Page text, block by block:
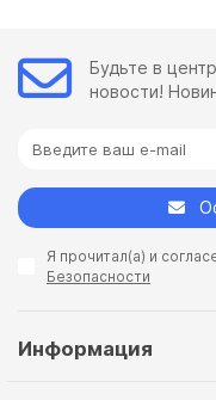
Будьте в
новости!
Я прочитал(а) и
Безопасности
Информация